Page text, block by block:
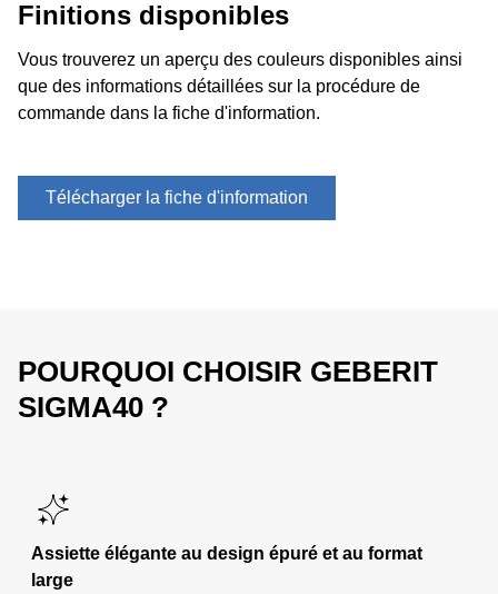
Finitions disponibles
Vous trouverez un aperçu des couleurs disponibles ainsi
que des informations détaillées sur la procédure de
commande dans la fiche d'information.
Télécharger la fiche d'information
POURQUOI CHOISIR GEBERIT
SIGMA40 ?
Assiette élégante au design épuré et au format
large